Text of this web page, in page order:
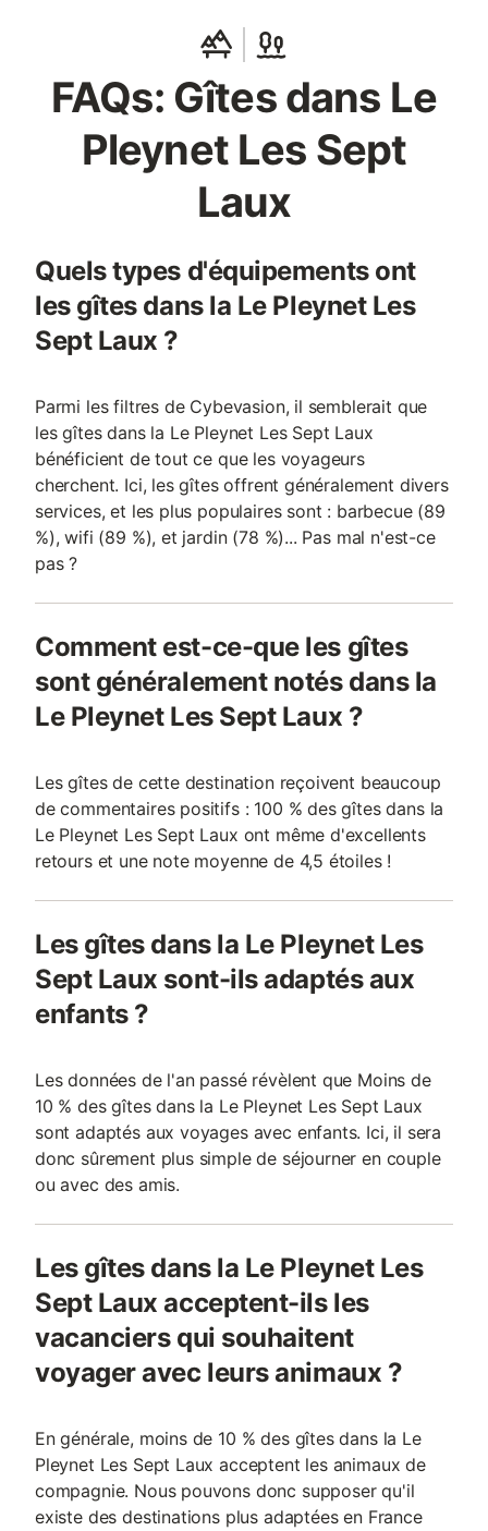
FAQs: Gîtes dans Le
Pleynet Les Sept
Laux
Quels types d'équipements ont
les gîtes dans la Le Pleynet Les
Sept Laux ?
Parmi les filtres de Cybevasion, il semblerait que
les gîtes dans la Le Pleynet Les Sept Laux
bénéficient de tout ce que les voyageurs
cherchent. Ici, les gîtes offrent généralement divers
services, et les plus populaires sont : barbecue (89
%), wifi (89 %), et jardin (78 %)... Pas mal n'est-ce
pas ?
Comment est-ce-que les gîtes
sont généralement notés dans la
Le Pleynet Les Sept Laux ?
Les gîtes de cette destination reçoivent beaucoup
de commentaires positifs : 100 % des gîtes dans la
Le Pleynet Les Sept Laux ont même d'excellents
retours et une note moyenne de 4,5 étoiles !
Les gîtes dans la Le Pleynet Les
Sept Laux sont-ils adaptés aux
enfants ?
Les données de l'an passé révèlent que Moins de
10 % des gîtes dans la Le Pleynet Les Sept Laux
sont adaptés aux voyages avec enfants. Ici, il sera
donc sûrement plus simple de séjourner en couple
ou avec des amis.
Les gîtes dans la Le Pleynet Les
Sept Laux acceptent-ils les
vacanciers qui souhaitent
voyager avec leurs animaux ?
En générale, moins de 10 % des gîtes dans la Le
Pleynet Les Sept Laux acceptent les animaux de
compagnie. Nous pouvons donc supposer qu'il
existe des destinations plus adaptées en France